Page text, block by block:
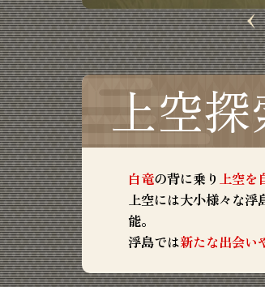
上空探
白竜の背に乗り 上空を
上空には大小様々な浮
能。
浮島では新たな出会い